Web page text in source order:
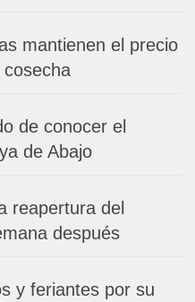
mantienen el precio
de conocer el
de Abajo
reapertura del
después
y feriantes por su